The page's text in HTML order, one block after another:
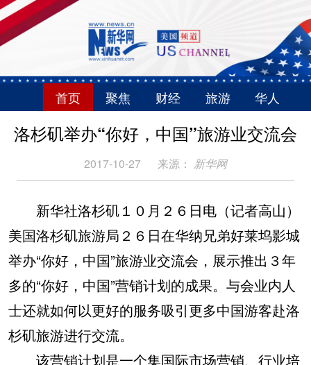
首页 聚焦 财经 旅游 华人
洛杉矶举办“你好，中国”旅游业交流会
2017-10-27 来源： 新华网
新华社洛杉矶１０月２６日电（记者高山）
美国洛杉矶旅游局２６日在华纳兄弟好莱坞影城
举办“你好，中国”旅游业交流会，展示推出３年
多的“你好，中国”营销计划的成果。与会业内人
士还就如何以更好的服务吸引更多中国游客赴洛
杉矶旅游进行交流。
该营销计划是一个集国际市场营销、行业培